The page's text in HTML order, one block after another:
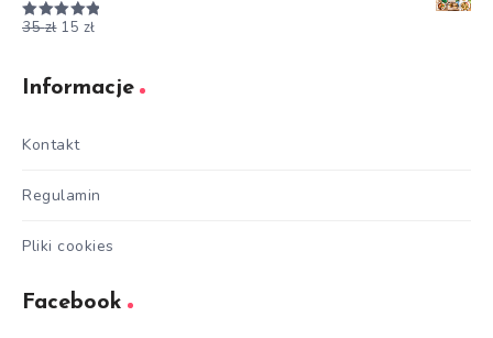
Oceniono
35zł 15 zł
Informacje
Kontakt
Regulamin
Pliki cookies
Facebook